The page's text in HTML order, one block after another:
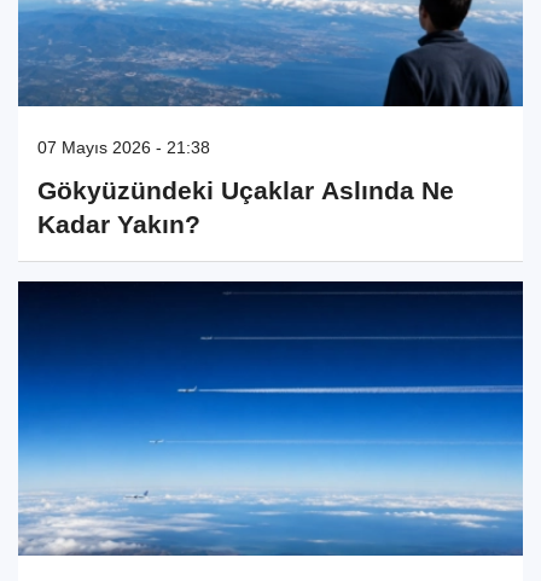
07 Mayıs 2026 - 21:38
Gökyüzündeki Uçaklar Aslında Ne
Kadar Yakın?